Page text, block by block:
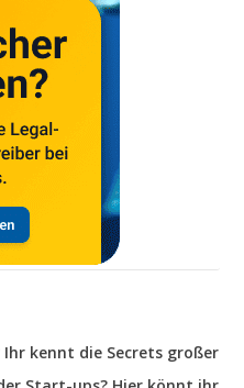
kennt die Secrets großer